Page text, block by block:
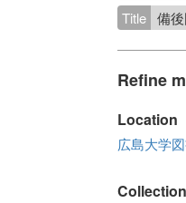
Title 備
Refine
Location
広島大学
Collection